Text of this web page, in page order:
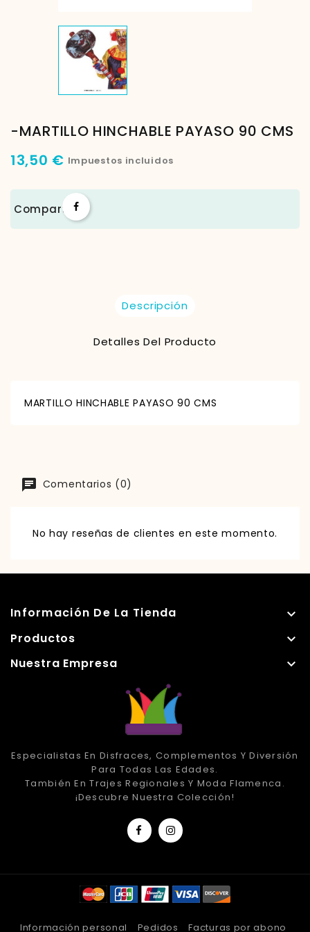
-MARTILLO HINCHABLE PAYASO 90 CMS
13,50 € Impuestos incluidos
Compartir
Descripción
Detalles Del Producto
MARTILLO HINCHABLE PAYASO 90 CMS
Comentarios (0)
No hay reseñas de clientes en este momento.
Información De La Tienda 
Productos 
Nuestra Empresa 
Especialistas En Disfraces, Complementos Y Diversión
Para Todas Las Edades.
También En Trajes Regionales Y Moda Flamenca.
¡Descubre Nuestra Colección!
Información personal Pedidos Facturas por abono